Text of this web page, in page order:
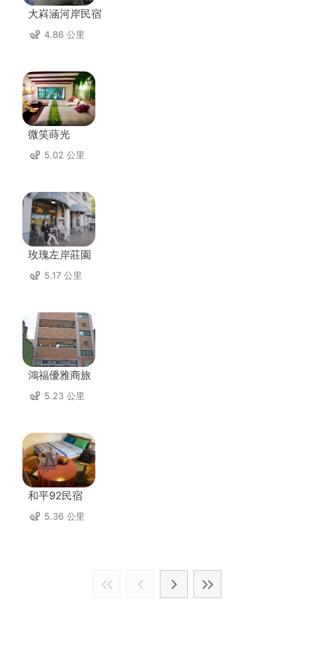
大嵙涵河岸民宿
4.86 公里
微笑蒔光
5.02 公里
玫瑰左岸莊園
5.17 公里
鴻福優雅商旅
5.23 公里
和平92民宿
5.36 公里